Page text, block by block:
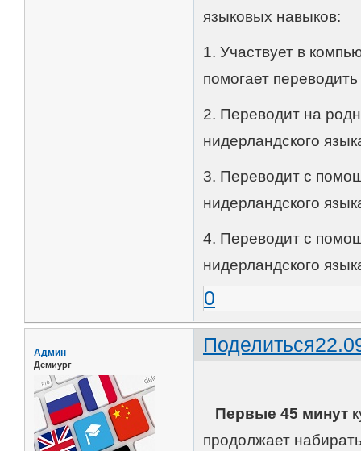
языковых навыков:
1. Участвует в
помогает
2. Переводит на
нидерландского
3. Переводит с
нидерландского
4. Переводит с
нидерландского
0
Поделиться
Админ
Демиург
Первые 45 минут
продолжает